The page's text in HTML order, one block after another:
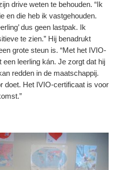
drive weten te behouden. “Ik
en die heb ik vastgehouden.
dus geen lastpak. Ik
te zien.” Hij benadrukt
grote steun is. “Met het IVIO-
leerling kán. Je zorgt dat hij
redden in de maatschappij.
doet. Het IVIO-certificaat is voor